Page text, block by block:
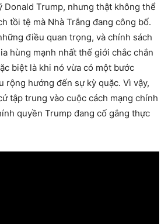
Donald Trump, nhưng thật không thể
tồi tệ mà Nhà Trắng đang công bố.
điều quan trọng, và chính sách
hùng mạnh nhất thế giới chắc chắn
biệt là khi nó vừa có một bước
rộng hướng đến sự kỳ quặc. Vì vậy,
tập trung vào cuộc cách mạng chính
quyền Trump đang cố gắng thực